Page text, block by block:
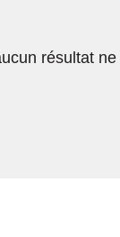
résultat